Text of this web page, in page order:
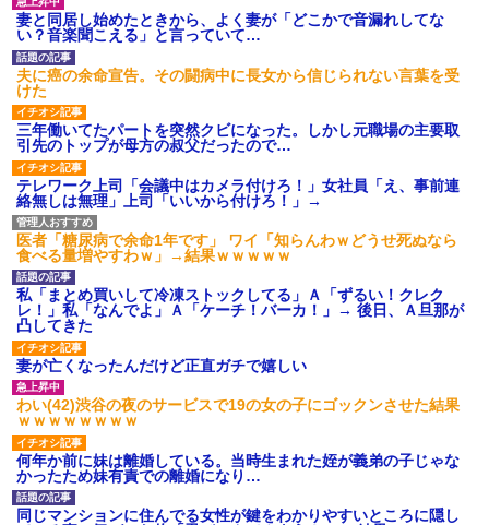
私「初めて飲む味だけどなん
のお茶？」彼「ちっ！」私「」
【GIF】JSのカンチョーワロ
タ
後続車にクラクションを鳴ら
され彼氏が逆切れ。「何クラク
ション鳴らしてんだ！降りてこ
いよ！」と怒鳴りだし...
【衝撃】報酬100万円超の治験
募集がこちらｗｗｗｗｗ(※画像
あり)
【ネット騒然】惨殺されたタ
ワマン頂き女子のこの動画、す
げえええええｗｗｗｗｗｗｗｗ
ｗｗｗ
【愕然】白のクラウン俺氏、
高速道路左車線を制限速度で走
った結果wwwwwwwwwwww
百年の恋12-899 食べた量を
張り合ってくる
【悲報】佐藤輝明・・・２軍
でも盛大にやらかす←あまり悲
しませないでくれ
妻と同居し始めたときから、よく妻が「どこかで音漏れしてな
い？音楽聞こえる」と言っていて…
夫に癌の余命宣告。その闘病中に長女から信じられない言葉を受
けた
三年働いてたパートを突然クビになった。しかし元職場の主要取
引先のトップが母方の叔父だったので…
テレワーク上司「会議中はカメラ付けろ！」女社員「え、事前連
絡無しは無理」上司「いいから付けろ！」→
医者「糖尿病で余命1年です」 ワイ「知らんわｗどうせ死ぬなら
食べる量増やすわｗ」→結果ｗｗｗｗｗ
私「まとめ買いして冷凍ストックしてる」Ａ「ずるい！クレク
レ！」私「なんでよ」Ａ「ケーチ！バーカ！」→ 後日、Ａ旦那が
凸してきた
妻が亡くなったんだけど正直ガチで嬉しい
わい(42)渋谷の夜のサービスで19の女の子にゴックンさせた結果
ｗｗｗｗｗｗｗｗ
何年か前に妹は離婚している。当時生まれた姪が義弟の子じゃな
かったため妹有責での離婚になり…
同じマンションに住んでる女性が鍵をわかりやすいところに隠し